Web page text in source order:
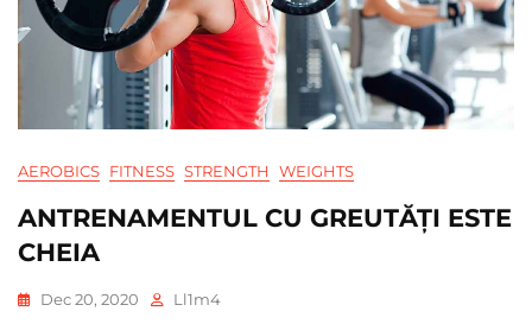
AEROBICS FITNESS STRENGTH WEIGHTS
ANTRENAMENTUL CU GREUTĂȚI ESTE
CHEIA
Dec 20, 2020 Ll1m4